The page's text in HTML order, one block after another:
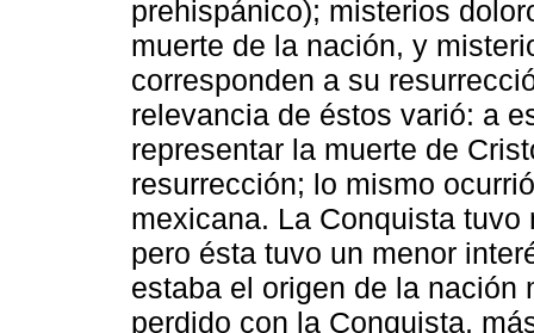
prehispánico); misterios
muerte de la nación, y
corresponden a su
relevancia de éstos varió: a
representar la muerte de
resurrección; lo mismo
mexicana. La Conquista
pero ésta tuvo un menor
estaba el origen de la nación
perdido con la Conquista,